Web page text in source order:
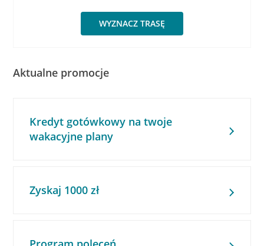
WYZNACZ TRASĘ
Aktualne promocje
Kredyt gotówkowy na twoje
wakacyjne plany
Zyskaj 1000 zł